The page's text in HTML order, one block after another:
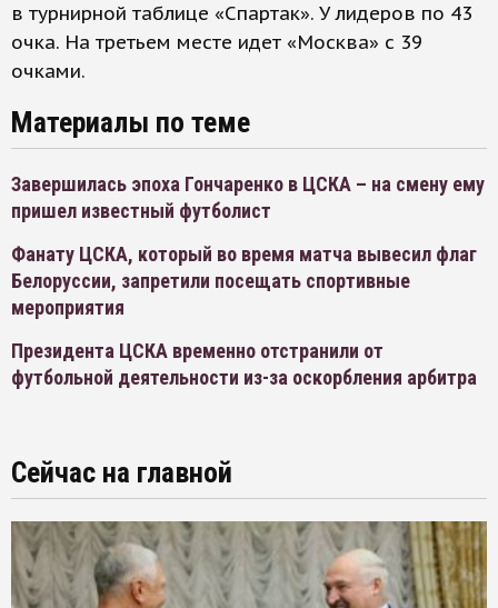
в турнирной таблице «Спартак». У лидеров по 43
очка. На третьем месте идет «Москва» с 39
очками.
Материалы по теме
Завершилась эпоха Гончаренко в ЦСКА – на смену ему
пришел известный футболист
Фанату ЦСКА, который во время матча вывесил флаг
Белоруссии, запретили посещать спортивные
мероприятия
Президента ЦСКА временно отстранили от
футбольной деятельности из-за оскорбления арбитра
Сейчас на главной